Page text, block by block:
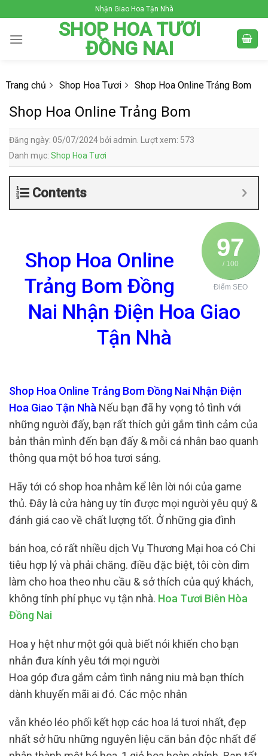
to
content
Nhận Giao Hoa Tận Nhà
SHOP HOA TƯƠI
ĐỒNG NAI
Trang chủ Shop Hoa Tươi Shop Hoa Online Trảng Bom
Shop Hoa Online Trảng Bom
Đăng ngày: 05/07/2024 bởi admin. Lượt xem: 573
Danh mục: Shop Hoa Tươi
Contents
97
/ 100
Điểm SEO
Shop Hoa Online
Trảng Bom Đồng
Nai Nhận Điện Hoa Giao
Tận Nhà
Shop Hoa Online Trảng Bom Đồng Nai Nhận Điện
Hoa Giao Tận Nhà Nếu bạn đã hy vọng tỏ tình với
những người đấy, bạn rất thích gửi gắm tình cảm của
bản thân mình đến bạn đấy & mỗi cá nhân bao quanh
thông qua một bó hoa tươi sáng.
Hãy tới có shop hoa nhằm kể lên lời nói của game
thủ. Đây là cửa hàng uy tín được mọi người yêu quý &
đánh giá cao về chất lượng tốt. Ở những gia đình
bán hoa, có rất nhiều dịch Vụ Thương Mại hoa có Chi
tiêu hợp lý và phải chăng. điều đặc biệt, tôi còn dìm
làm cho hoa theo nhu cầu & sở thích của quý khách,
không tính phí phục vụ tận nhà. Hoa Tươi Biên Hòa
Đồng Nai
Hoa y hệt như một gói quà biết nói khiến cho bạn
nhắn đưa kính yêu tới mọi người
Hoa góp đưa gắm cảm tình nâng niu mà bạn thích
dành khuyến mãi ai đó. Các mộc nhân
vẫn khéo léo phối kết hợp các hoa lá tươi nhất, đẹp
nhất sở hữu những nguyên liệu căn bản độc nhất để